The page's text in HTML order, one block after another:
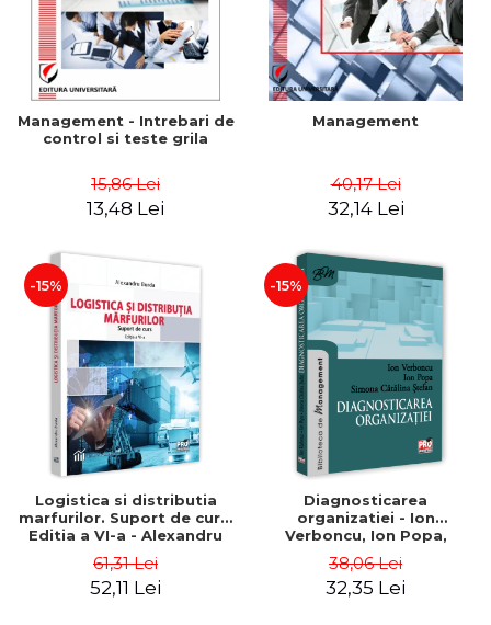
Management - Intrebari de
control si teste grila
15,86 Lei
13,48 Lei
Management
40,17 Lei
32,14 Lei
-15%
Logistica si distributia
marfurilor. Suport de curs.
Editia a VI-a - Alexandru
61,31 Lei
52,11 Lei
-15%
Diagnosticarea
organizatiei - Ion
Verboncu, Ion Popa,
38,06 Lei
32,35 Lei